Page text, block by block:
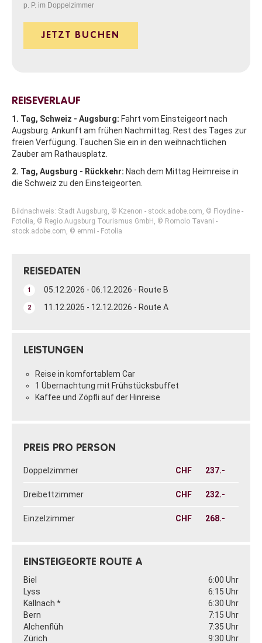
p. P. im Doppelzimmer
JETZT BUCHEN
REISEVERLAUF
1. Tag, Schweiz - Augsburg: Fahrt vom Einsteigeort nach
Augsburg. Ankunft am frühen Nachmittag. Rest des Tages zur
freien Verfügung. Tauchen Sie ein in den weihnachtlichen
Zauber am Rathausplatz.
2. Tag, Augsburg - Rückkehr: Nach dem Mittag Heimreise in
die Schweiz zu den Einsteigeorten.
Bildnachweis: Stadt Augsburg, © Kzenon - stock.adobe.com, © Floydine -
Fotolia, © Regio Augsburg Tourismus GmbH, © Romolo Tavani -
stock.adobe.com, © emmi - Fotolia
REISEDATEN
1 05.12.2026 - 06.12.2026 - Route B
2 11.12.2026 - 12.12.2026 - Route A
LEISTUNGEN
Reise in komfortablem Car
1 Übernachtung mit Frühstücksbuffet
Kaffee und Zöpfli auf der Hinreise
PREIS PRO PERSON
Doppelzimmer CHF 237.-
Dreibettzimmer CHF 232.-
Einzelzimmer CHF 268.-
EINSTEIGEORTE ROUTE A
Biel
6:00 Uhr
Lyss
6:15 Uhr
Kallnach *
6:30 Uhr
Bern
7:15 Uhr
Alchenflüh
7:35 Uhr
Zürich
9:30 Uhr